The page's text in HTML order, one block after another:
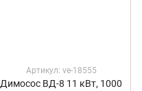
Артикул: ve-18555
Димосос ВД-8 11 кВт, 1000